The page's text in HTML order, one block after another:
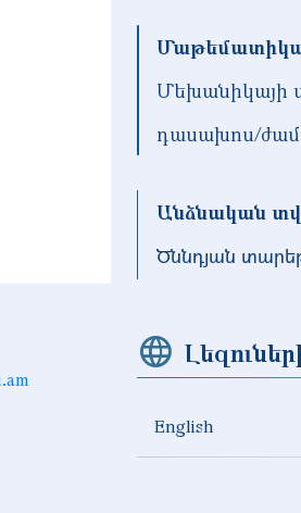
Մեխանիկայի
դասախոս/
Անձնական
Ծննդյան
English